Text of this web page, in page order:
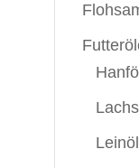
Hanföl
Leinöl